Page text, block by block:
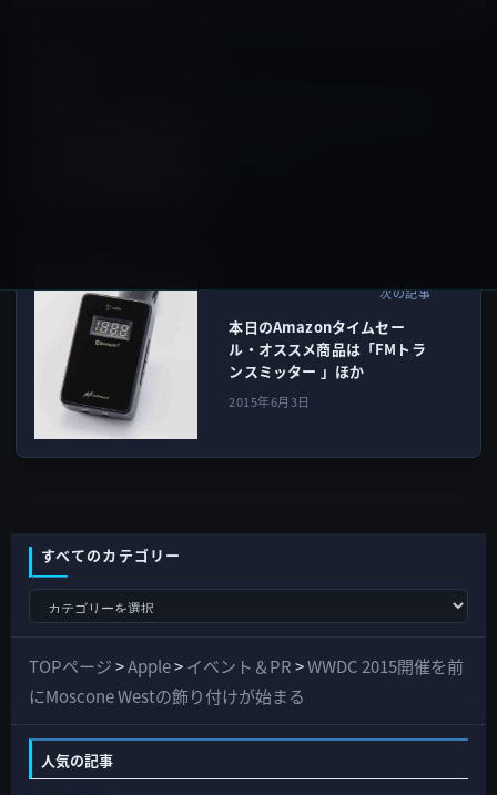
次の記事
本日のAmazonタイムセー
ル・オススメ商品は「FMトラ
ンスミッター 」ほか
2015年6月3日
すべてのカテゴリー
て
の
ゴ
TOPページ>Apple>イベント＆PR>WWDC 2015開催を前
にMoscone Westの飾り付けが始まる
人気の記事